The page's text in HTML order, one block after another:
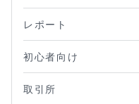
レポート
初心者向け
取引所